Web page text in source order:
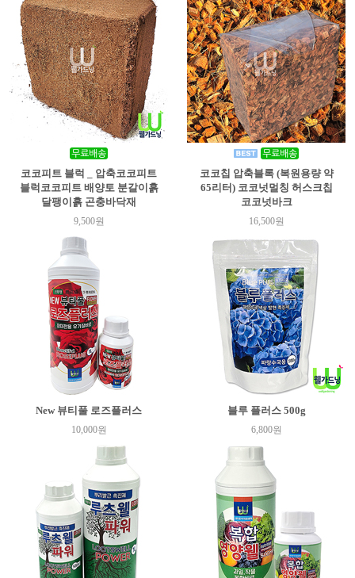
코코피트 블럭 _ 압축코코피트
블럭코코피트 배양토 분갈이흙
달팽이흙 곤충바닥재
9,500원
코코칩 압축블록 (복원용량 약
65리터) 코코넛멀칭 허스크칩
코코넛바크
16,500원
New 뷰티풀 로즈플러스
10,000원
블루 플러스 500g
6,800원